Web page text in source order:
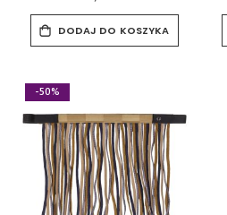
DODAJ DO KOSZYKA
-50%